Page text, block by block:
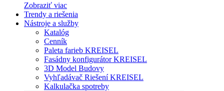
Zobraziť viac
Trendy a riešenia
Nástroje a služby
Katalóg
Cenník
Paleta farieb KREISEL
Fasádny konfigurátor KREISEL
3D Model Budovy
Vyhľadávač Riešení KREISEL
Kalkulačka spotreby